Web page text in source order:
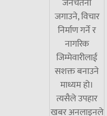
जनचेतना
जगाउने, विचार
निर्माण गर्ने र
नागरिक
जिम्मेवारीलाई
सशक्त बनाउने
माध्यम हो।
त्यसैले उपहार
खबर अनलाइनले